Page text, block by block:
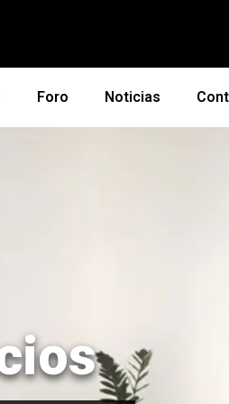
Foro Noticias